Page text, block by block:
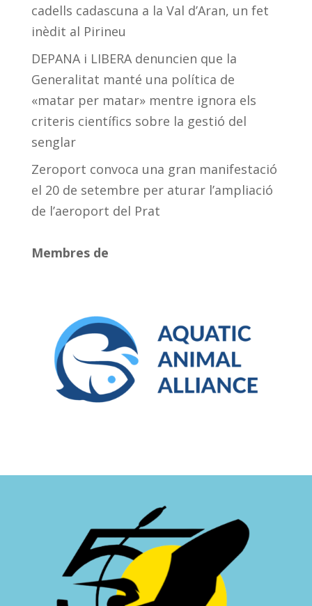
cadells cadascuna a la Val d’Aran, un fet
inèdit al Pirineu
DEPANA i LIBERA denuncien que la
Generalitat manté una política de
«matar per matar» mentre ignora els
criteris científics sobre la gestió del
senglar
Zeroport convoca una gran manifestació
el 20 de setembre per aturar l’ampliació
de l’aeroport del Prat
Membres de